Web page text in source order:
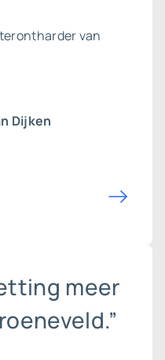
van
Dijken
meer